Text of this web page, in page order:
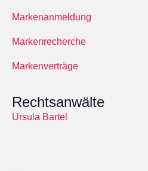
Markenanmeldung
Markenrecherche
Markenverträge
Rechtsanwälte
Ursula Bartel